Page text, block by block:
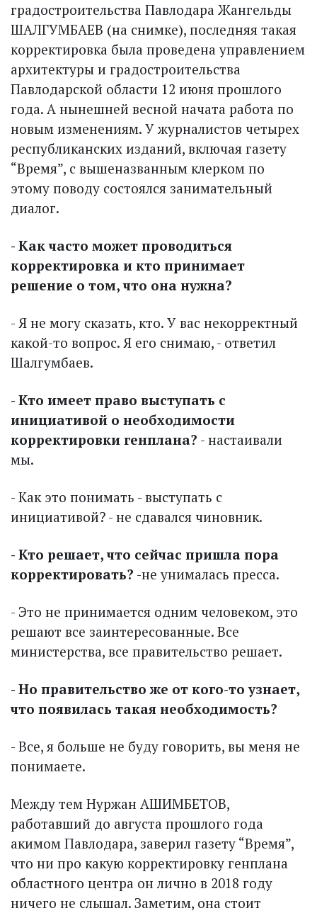
градостроительства Павлодара Жангельды
ШАЛГУМБАЕВ (на снимке), последняя такая
корректировка была проведена управлением
архитектуры и градостроительства
Павлодарской области 12 июня прошлого
года. А нынешней весной начата работа по
новым изменениям. У журналистов четырех
республиканских изданий, включая газету
“Время”, с вышеназванным клерком по
этому поводу состоялся занимательный
диалог.
- Как часто может проводиться
корректировка и кто принимает
решение о том, что она нужна?
- Я не могу сказать, кто. У вас некорректный
какой-то вопрос. Я его снимаю, - ответил
Шалгумбаев.
- Кто имеет право выступать с
инициативой о необходимости
корректировки генплана? - настаивали
мы.
- Как это понимать - выступать с
инициативой? - не сдавался чиновник.
- Кто решает, что сейчас пришла пора
корректировать? -не унималась пресса.
- Это не принимается одним человеком, это
решают все заинтересованные. Все
министерства, все правительство решает.
- Но правительство же от кого-то узнает,
что появилась такая необходимость?
- Все, я больше не буду говорить, вы меня не
понимаете.
Между тем Нуржан АШИМБЕТОВ,
работавший до августа прошлого года
акимом Павлодара, заверил газету “Время”,
что ни про какую корректировку генплана
областного центра он лично в 2018 году
ничего не слышал. Заметим, она стоит